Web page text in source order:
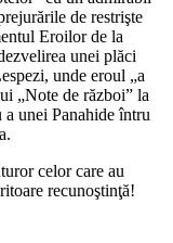
de restrişte
Eroilor de la
unei plăci
unde eroul „a
„Note de război” la
a unei Panahide întru
celor care au
recunoştinţă!